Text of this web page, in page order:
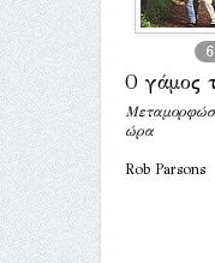
Ο γάμος
ώρα
Rob Parsons